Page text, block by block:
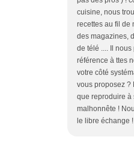
cuisine, nous
recettes au fil de
des magazines,
de télé .... Il
référence à ttes
votre côté
vous proposez ?
que reproduire à
malhonnête !
le libre échange !